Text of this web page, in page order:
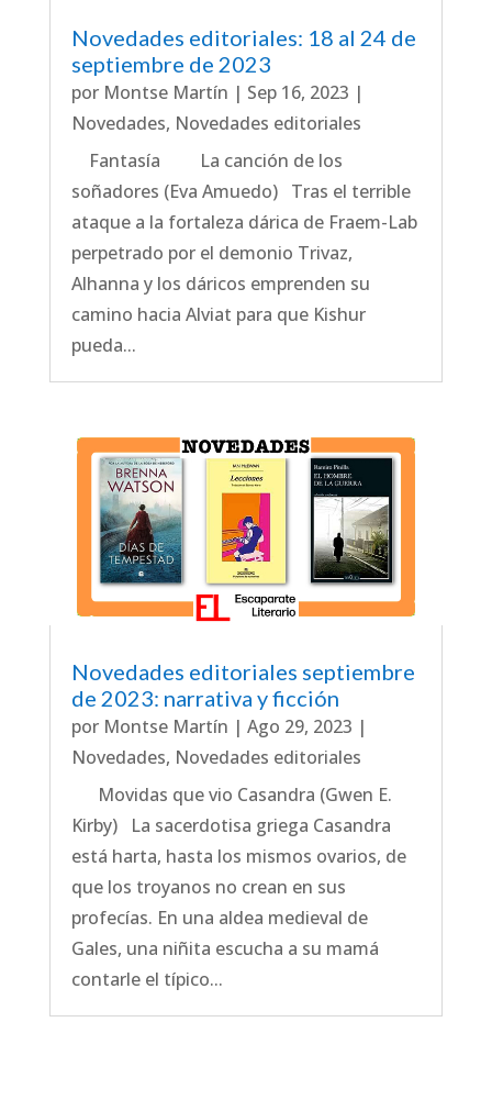
Novedades editoriales: 18 al 24 de
septiembre de 2023
por Montse Martín | Sep 16, 2023 |
Novedades, Novedades editoriales
Fantasía La canción de los
soñadores (Eva Amuedo) Tras el terrible
ataque a la fortaleza dárica de Fraem-Lab
perpetrado por el demonio Trivaz,
Alhanna y los dáricos emprenden su
camino hacia Alviat para que Kishur
pueda...
Novedades editoriales septiembre
de 2023: narrativa y ficción
por Montse Martín | Ago 29, 2023 |
Novedades, Novedades editoriales
Movidas que vio Casandra (Gwen E.
Kirby) La sacerdotisa griega Casandra
está harta, hasta los mismos ovarios, de
que los troyanos no crean en sus
profecías. En una aldea medieval de
Gales, una niñita escucha a su mamá
contarle el típico...